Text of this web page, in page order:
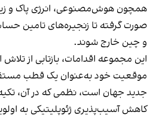
همچون هوش‌مصنوعی، انرژی پاک و
صورت گرفته تا زنجیره‌های تامین
و چین خارج شوند.
این مجموعه اقدامات، بازتابی از تلاش
موقعیت خود به‌عنوان یک قطب
جدید جهان است، نظمی که در آن،
کاهش آسیب‌پذیری ژئوپلیتیکی به